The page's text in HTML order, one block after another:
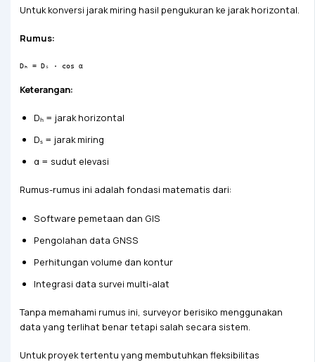
Untuk konversi jarak miring hasil pengukuran ke jarak horizontal.
Rumus:
Dₕ = Dₛ · cos α
Keterangan:
Dₕ = jarak horizontal
Dₛ = jarak miring
α = sudut elevasi
Rumus-rumus ini adalah fondasi matematis dari:
Software pemetaan dan GIS
Pengolahan data GNSS
Perhitungan volume dan kontur
Integrasi data survei multi-alat
Tanpa memahami rumus ini, surveyor berisiko menggunakan
data yang terlihat benar tetapi salah secara sistem.
Untuk proyek tertentu yang membutuhkan fleksibilitas